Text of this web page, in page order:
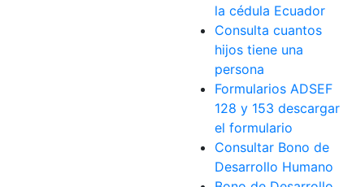
la cédula Ecuador
Consulta cuantos
hijos tiene una
persona
Formularios ADSEF
128 y 153 descargar
el formulario
Consultar Bono de
Desarrollo Humano